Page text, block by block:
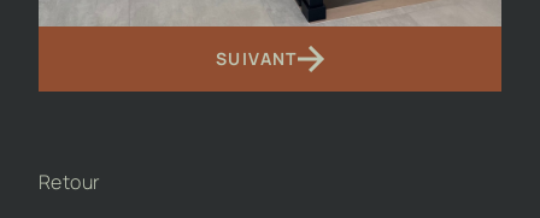
SUIVANT
Retour